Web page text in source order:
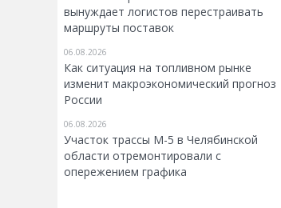
вынуждает логистов перестраивать
маршруты поставок
06.08.2026
Как ситуация на топливном рынке
изменит макроэкономический прогноз
России
06.08.2026
Участок трассы М-5 в Челябинской
области отремонтировали с
опережением графика